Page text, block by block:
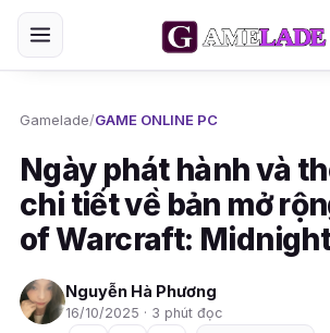
Gamelade/GAME ONLINE PC
Ngày phát hành và
chi tiết về bản mở
of Warcraft:
Nguyễn Hà Phương
16/10/2025 · 3 phút đọc